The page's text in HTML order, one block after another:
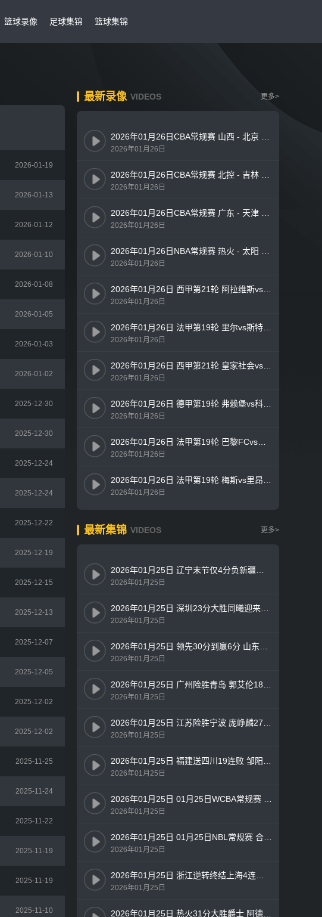
篮球录像 足球集锦 篮球集锦
2026-01-19
2026-01-13
2026-01-12
2026-01-10
2026-01-08
2026-01-05
2026-01-03
2026-01-02
2025-12-30
2025-12-30
2025-12-24
2025-12-24
2025-12-22
2025-12-19
2025-12-15
2025-12-13
2025-12-07
2025-12-05
2025-12-02
2025-12-02
2025-11-25
2025-11-24
2025-11-22
2025-11-19
2025-11-19
2025-11-10
最新录像 VIDEOS 更多>
2026年01月26日CBA常规赛 山西 - 北京 全场录像
2026年01月26日
2026年01月26日CBA常规赛 北控 - 吉林 全场录像
2026年01月26日
2026年01月26日CBA常规赛 广东 - 天津 全场录像
2026年01月26日
2026年01月26日NBA常规赛 热火 - 太阳 全场录像
2026年01月26日
2026年01月26日 西甲第21轮 阿拉维斯vs皇家贝蒂斯 全场录像
2026年01月26日
2026年01月26日 法甲第19轮 里尔vs斯特拉斯堡 全场录像
2026年01月26日
2026年01月26日 西甲第21轮 皇家社会vs塞尔塔 全场录像
2026年01月26日
2026年01月26日 德甲第19轮 弗赖堡vs科隆 全场录像
2026年01月26日
2026年01月26日 法甲第19轮 巴黎FCvs昂热 全场录像
2026年01月26日
2026年01月26日 法甲第19轮 梅斯vs里昂 全场录像
2026年01月26日
最新集锦 VIDEOS 更多>
2026年01月25日 辽宁末节仅4分负新疆遭四连败 赵继伟缺阵 王岚嵚9中1 吴冠希18+8
2026年01月25日
2026年01月25日 深圳23分大胜同曦迎来4连胜！史密斯25+8+7 郭昊文24+6+5
2026年01月25日
2026年01月25日 领先30分到赢6分 山东终结广厦7连胜 陈林坚18分 孙铭徽12中2
2026年01月25日
2026年01月25日 广州险胜青岛 郭艾伦18分钟19分 徐昕13+10 米奇28+13
2026年01月25日
2026年01月25日 江苏险胜宁波 庞峥麟27分 吴羽佳补篮准绝杀 杰克逊28分
2026年01月25日
2026年01月25日 福建送四川19连败 邹阳23分 曾凌铉18分 布里斯科24分
2026年01月25日
2026年01月25日 01月25日WCBA常规赛 上海女篮82-105四川女篮 全场集锦
2026年01月25日
2026年01月25日 01月25日NBL常规赛 合肥狂风76-79山东蜜獾 全场集锦
2026年01月25日
2026年01月25日 浙江逆转终结上海4连胜！兰道夫19+5+8 琼斯15+5 王哲林14+7
2026年01月25日
2026年01月25日 热火31分大胜爵士 阿德巴约26+15 努尔基奇连续3场三双